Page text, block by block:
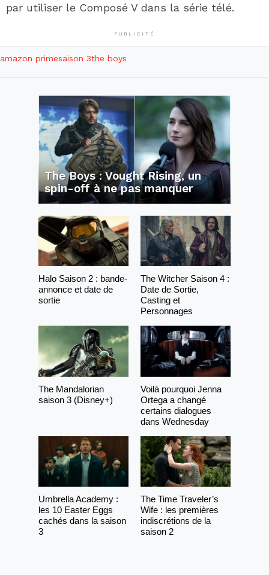
par utiliser le Composé V dans la série télé.
PUBLICITÉ
amazon primesaison 3the boys
The Boys : Vought Rising, un
spin-off à ne pas manquer
Halo Saison 2 : bande-
annonce et date de
sortie
The Witcher Saison 4 :
Date de Sortie,
Casting et
Personnages
The Mandalorian
saison 3 (Disney+)
Voilà pourquoi Jenna
Ortega a changé
certains dialogues
dans Wednesday
Umbrella Academy :
les 10 Easter Eggs
cachés dans la saison
3
The Time Traveler’s
Wife : les premières
indiscrétions de la
saison 2